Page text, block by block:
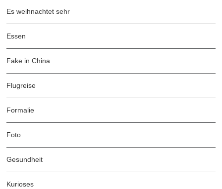
Es weihnachtet sehr
Essen
Fake in China
Flugreise
Formalie
Foto
Gesundheit
Kurioses